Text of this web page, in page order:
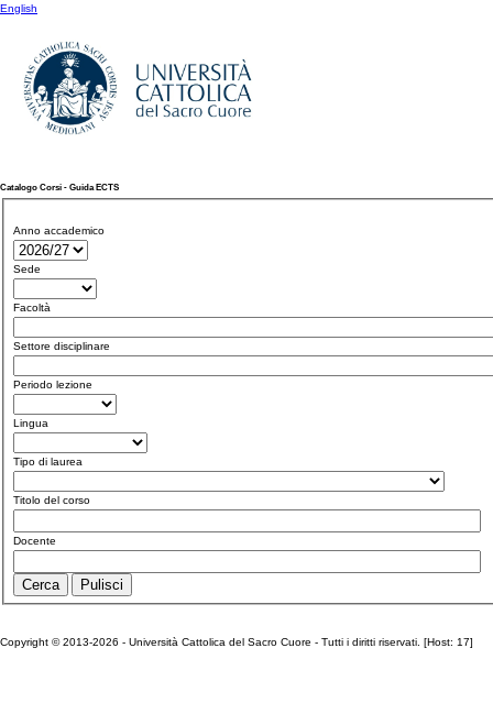
English
Catalogo Corsi - Guida ECTS
Anno accademico
Sede
Facoltà
Settore disciplinare
Periodo lezione
Lingua
Tipo di laurea
Titolo del corso
Docente
Copyright © 2013-2026 - Università Cattolica del Sacro Cuore - Tutti i diritti riservati. [Host: 17]